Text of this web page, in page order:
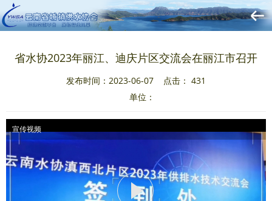
省水协2023年丽江、迪庆片区交流会在丽江市召开
发布时间：2023-06-07 点击： 431
单位：
宣传视频